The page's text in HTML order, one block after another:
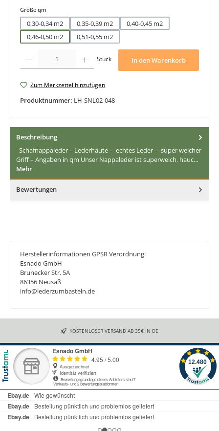
Größe qm
0,30-0,34 m2 0,35-0,39 m2
0,40-0,45 m2
0,46-0,50 m2
0,51-0,55 m2
Stück In den Warenkorb
Zum Merkzettel hinzufügen
Produktnummer: LH-SNL02-048
Beschreibung
Schafnappaleder – Lederhäute – echtes Leder – super weicher
Griff – Angaben in qm Unser Nappaleder ist superweich, hauc…
Mehr
Bewertungen
Herstellerinformationen GPSR Verordnung:
Esnado GmbH
Brunecker Str. 5A
86356 Neusäß
info@lederzumbasteln.de
KOSTENLOSER VERSAND AB 35€ IN DE